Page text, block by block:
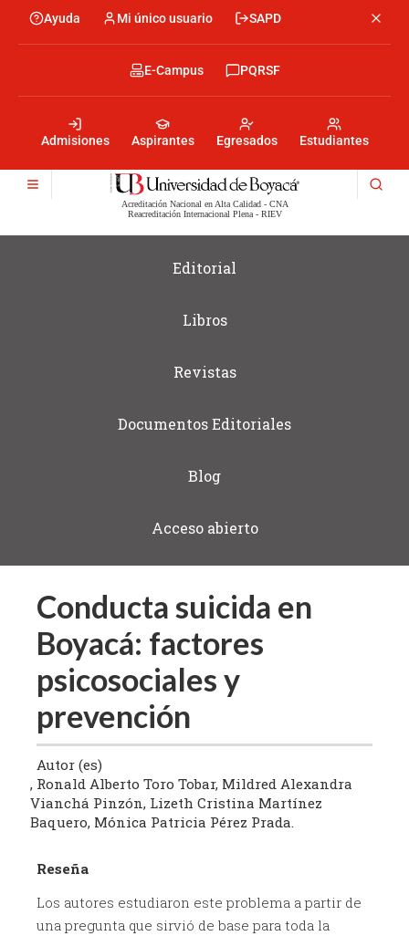
main
Menu
encabezado
Ayuda Mi único usuario SAPD
encabezado
Admisiones Aspirantes Egresados Estudiantes
Menu
encabezado
-
Derecha
E-Campus PQRSF
Menú
Acreditación Nacional en Alta Calidad - CNA
Reacreditación Internacional Plena - RIEV
Editorial
Libros
Revistas
Documentos Editoriales
Blog
Acceso abierto
Conducta suicida en
Boyacá: factores
psicosociales y
prevención
Autor (es)
Ronald Alberto Toro Tobar, Mildred Alexandra
Vianchá Pinzón, Lizeth Cristina Martínez
Baquero, Mónica Patricia Pérez Prada.
Reseña
Los autores estudiaron este problema a partir de
una pregunta que sirvió de base para toda la